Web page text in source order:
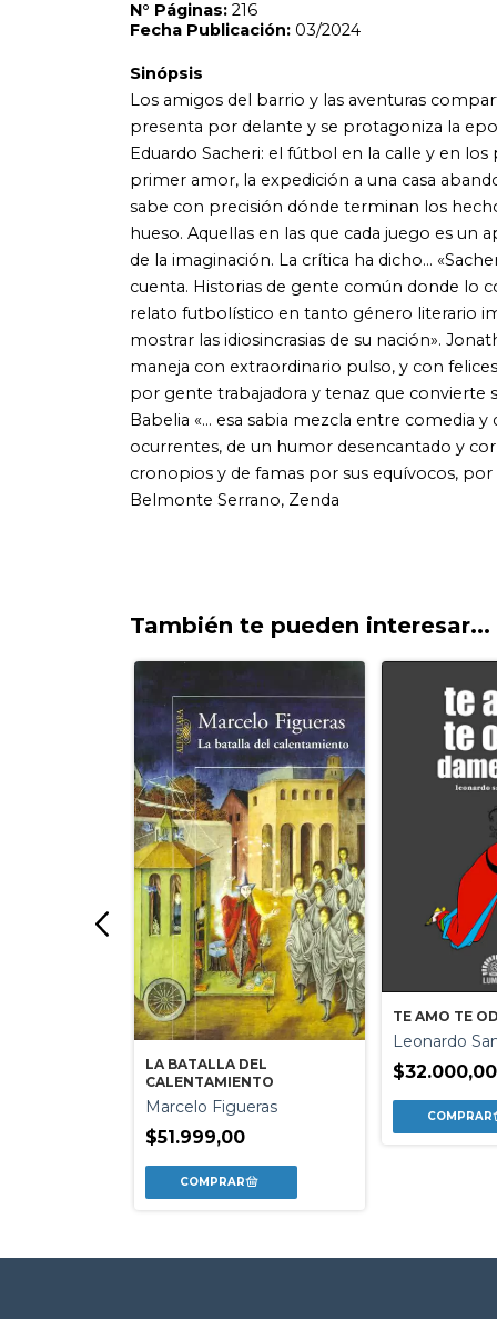
relato futbolístico en tanto género literario importante
mostrar las idiosincrasias de su nación». Jonathan
por gente trabajadora y tenaz que convierte su torpeza
Babelia «... esa sabia mezcla entre comedia y drama
ocurrentes, de un humor desencantado y corrosivo. Un
cronopios y de famas por sus equívocos, por la deliciosa
También te pueden interesar...
LA BATALLA DEL
CALENTAMIENTO
Marcelo Figueras
$51.999,00
TE AMO TE
Leonardo
$32.000,00